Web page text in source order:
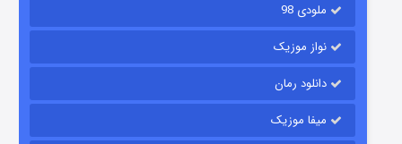
ملودی 98
نواز موزیک
دانلود رمان
میفا موزیک